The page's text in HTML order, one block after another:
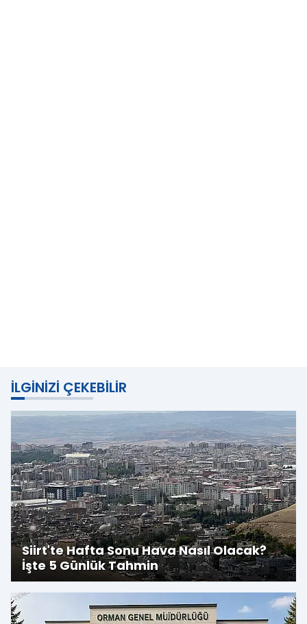
İLGINIZI ÇEKEBILIR
Siirt'te Hafta Sonu Hava Nasıl Olacak?
İşte 5 Günlük Tahmin